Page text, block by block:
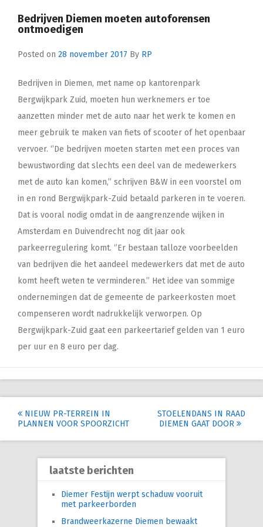
Bedrijven Diemen moeten autoforensen
ontmoedigen
Posted on 28 november 2017 By RP
Bedrijven in Diemen, met name op kantorenpark
Bergwijkpark Zuid, moeten hun werknemers er toe
aanzetten minder met de auto naar het werk te komen en
meer gebruik te maken van fiets of scooter of het openbaar
vervoer. ‘’De bedrijven moeten starten met een proces van
bewustwording dat slechts een deel van de medewerkers
met de auto kan komen,’’ schrijven B&W in een voorstel om
in en rond Bergwijkpark-Zuid betaald parkeren in te voeren.
Dat is vooral nodig omdat in de aangrenzende wijken in
Amsterdam en Duivendrecht nog dit jaar ook
parkeerregulering komt. ‘’Er bestaan talloze voorbeelden
van bedrijven die het aandeel medewerkers dat met de auto
komt heeft weten te verminderen.’’ Het idee van sommige
ondernemingen dat de gemeente de parkeerkosten moet
compenseren wordt nadrukkelijk verworpen. Op
Bergwijkpark-Zuid gaat een parkeertarief gelden van 1 euro
per uur en 8 euro per dag.
Post
NIEUW PR-TERREIN IN
PLANNEN VOOR SPOORZICHT
STOELENDANS IN RAAD
DIEMEN GAAT DOOR
laatste berichten
Diemer Festijn werpt schaduw vooruit
met parkeerborden
Brandweerkazerne Diemen bewaakt